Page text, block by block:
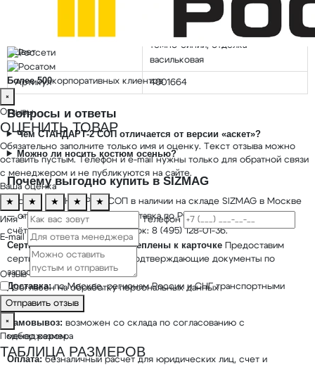
лето, демисезон
Цвет
тёмно-синий, отделка
васильковая
Артикул 4001664
Вопросы и ответы
Чем СТАНДАРТ-2 СОП отличается от версии «аскет»?
Можно ли носить костюм осенью?
Почему выгодно купить в SIZMAG
Костюм СТАНДАРТ-2 СОП в наличии на складе SIZMAG в Москве
— отгрузка в день заказа, доставка по РФ, работа с юрлицами по
счёту и документы для закупок: 8 (495) 128-01-36.
Сертификаты пока не прикреплены к карточке Предоставим
сертификаты, декларации и подтверждающие документы по
запросу.
Доставка:по Москве, регионам России и СНГ транспортными
компаниями.
Самовывоз: возможен со склада по согласованию с
менеджером.
Оплата:безналичный расчет для юридических лиц, счет и
Более 500корпоративных клиентов
×
Отзывы
ОЦЕНИТЬ ТОВАР
Обязательно заполните только имя и оценку. Текст отзыва можно
оставить пустым. Телефон и e-mail нужны только для обратной связи
с менеджером и не публикуются на сайте.
Ваша оценка
★
★ ★ ★
★
Имя *
Телефон
E-mail
Отзыв
Согласен на обработку персональных данных
Отправить отзыв
×
Подбор размера
ТАБЛИЦА РАЗМЕРОВ